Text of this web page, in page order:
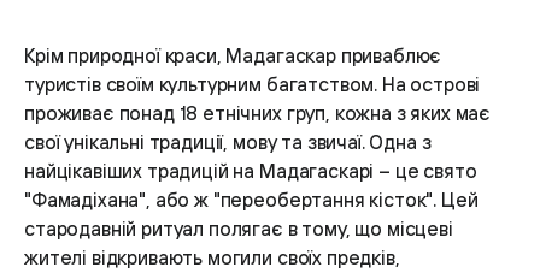
Крім природної краси, Мадагаскар приваблює
туристів своїм культурним багатством. На острові
проживає понад 18 етнічних груп, кожна з яких має
свої унікальні традиції, мову та звичаї. Одна з
найцікавіших традицій на Мадагаскарі – це свято
"Фамадіхана", або ж "переобертання кісток". Цей
стародавній ритуал полягає в тому, що місцеві
жителі відкривають могили своїх предків,